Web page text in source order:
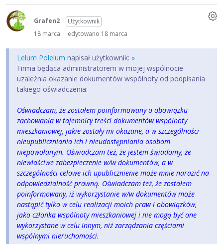
Grafen2
Użytkownik
18 marca
edytowano 18 marca
Lelum Polelum napisał użytkownik: »
Firma będąca administratorem w mojej wspólnocie
uzależnia okazanie dokumentów wspólnoty od podpisania
takiego oświadczenia:
Oświadczam, że zostałem poinformowany o obowiązku
zachowania w tajemnicy treści dokumentów wspólnoty
mieszkaniowej, jakie zostały mi okazane, a w szczególności
nieupubliczniania ich i nieudostępniania osobom
niepowołanym. Oświadczam też, że jestem świadomy, że
niewłaściwe zabezpieczenie w/w dokumentów, a w
szczególności celowe ich upublicznienie może mnie narazić na
odpowiedzialność prawną. Oświadczam też, że zostałem
poinformowany, iż wykorzystanie w/w dokumentów może
nastąpić tylko w celu realizacji moich praw i obowiązków,
jako członka wspólnoty mieszkaniowej i nie mogą być one
wykorzystane w celu innym, niż zarządzania częściami
wspólnymi nieruchomości.